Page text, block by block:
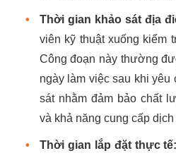
• Thời gian khảo sát địa
viên kỹ thuật xuống kiểm
Công đoạn này thường
ngày làm việc sau khi
sát nhằm đảm bảo chất
và khả năng cung cấp dịch
• Thời gian lắp đặt thực tế: